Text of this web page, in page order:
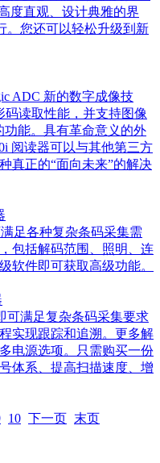
度直观、设计典雅的界
。您还可以轻松升级到新
ADC 新的数字成像技
码读取性能，并支持图像
功能。具有革命意义的外
阅读器可以与其他第三方
真正的“面向未来”的解决
足各种复杂条码采集需
包括解码范围、照明、连
软件即可获取高级功能。
可满足复杂条码采集要求
实现跟踪和追溯。更多解
电源选项。只需购买一份
体系、提高扫描速度、增
10 下一页 末页